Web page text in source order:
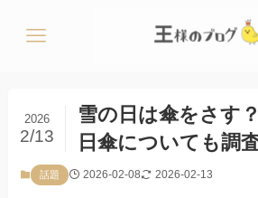
雪の日は傘をさす
日傘についても調
2026
2/13
話題 2026-02-08 2026-02-13